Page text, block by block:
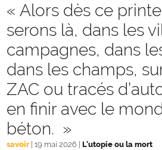
« Alors dès ce
serons là, dans les
campagnes, dans
dans les champs,
ZAC ou tracés
en finir avec le
béton. »
savoir 19 mai 2026 L'utopie ou la mort